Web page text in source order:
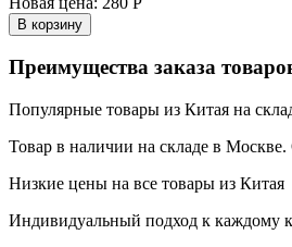
В корзину
Преимущества заказа
Популярные товары из Китая на
Товар в наличии на складе в Москве.
Низкие цены на все товары из Китая
Индивидуальный подход к каждому